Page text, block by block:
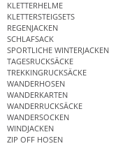
KLETTERHELME
KLETTERSTEIGSETS
REGENJACKEN
SCHLAFSACK
SPORTLICHE WINTERJACKEN
TAGESRUCKSÄCKE
TREKKINGRUCKSÄCKE
WANDERHOSEN
WANDERKARTEN
WANDERRUCKSÄCKE
WANDERSOCKEN
WINDJACKEN
ZIP OFF HOSEN